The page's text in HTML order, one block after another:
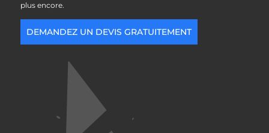
plus encore.
DEMANDEZ UN DEVIS GRATUITEMENT